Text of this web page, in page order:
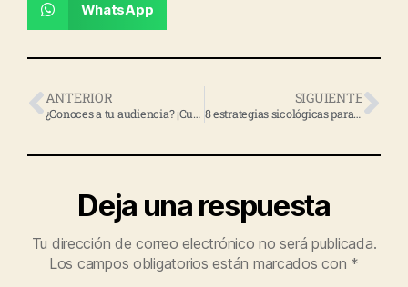
WhatsApp
ANTERIOR
¿Conoces a tu audiencia? ¡Cuidado!, no te quedes en lo superficial
SIGUIENTE
8 estrategias sicológicas para que tu mensaje sea más persuasivo
Deja una respuesta
Tu dirección de correo electrónico no será publicada.
Los campos obligatorios están marcados con *